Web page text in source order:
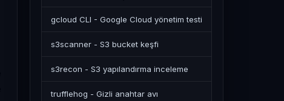
gcloud CLI - Google Cloud yönetim testi
s3scanner - S3 bucket keşfi
s3recon - S3 yapılandırma inceleme
trufflehog - Gizli anahtar avı